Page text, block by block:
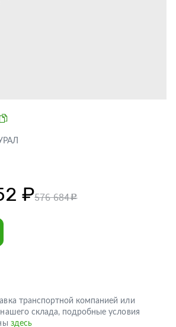
₽576 684c
транспортной компанией или
склада, подробные условия
здесь